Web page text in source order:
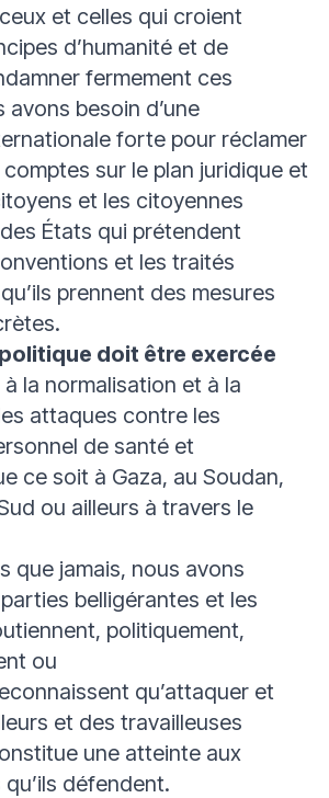
et celles qui croient
d’humanité et de
fermement ces
besoin d’une
forte pour réclamer
sur le plan juridique et
et les citoyennes
États qui prétendent
et les traités
prennent des mesures
doit être exercée
la normalisation et à la
attaques contre les
de santé et
ce soit à Gaza, au Soudan,
ou ailleurs à travers le
que jamais, nous avons
belligérantes et les
politiquement,
ou
qu’attaquer et
et des travailleuses
une atteinte aux
défendent.